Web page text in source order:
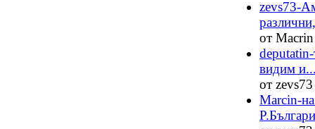
zevs73-
от
deputatin-
видим
от
Marcin-